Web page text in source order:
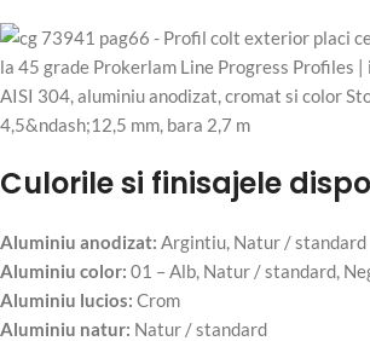
Culorile si finisajele
Aluminiu anodizat: Argintiu, Natur / standard
Aluminiu color: 01 – Alb, Natur / standard,
Aluminiu lucios: Crom
Aluminiu natur: Natur / standard